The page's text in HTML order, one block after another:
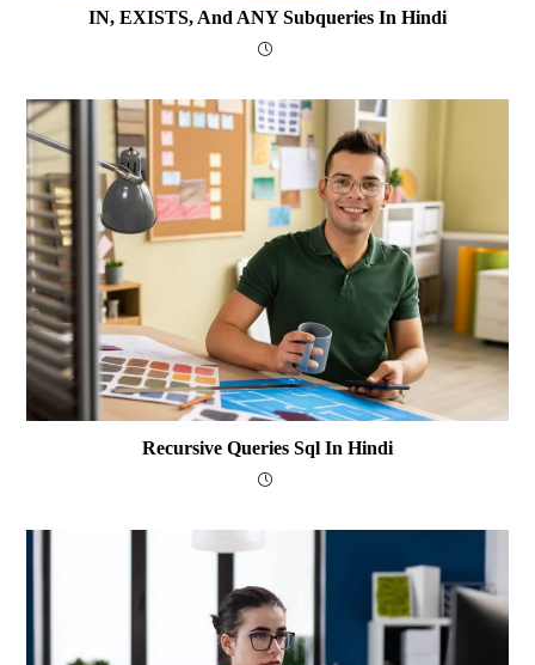
IN, EXISTS, And ANY Subqueries In Hindi
Recursive Queries Sql In Hindi